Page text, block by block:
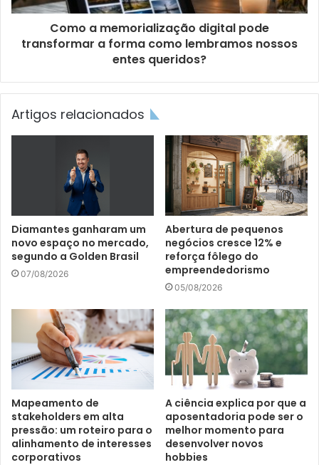
Como a memorialização digital pode
transformar a forma como lembramos nossos
entes queridos?
Artigos relacionados
Diamantes ganharam um
novo espaço no mercado,
segundo a Golden Brasil
07/08/2026
Abertura de pequenos
negócios cresce 12% e
reforça fôlego do
empreendedorismo
05/08/2026
Mapeamento de
stakeholders em alta
pressão: um roteiro para o
alinhamento de interesses
corporativos
A ciência explica por que a
aposentadoria pode ser o
melhor momento para
desenvolver novos
hobbies